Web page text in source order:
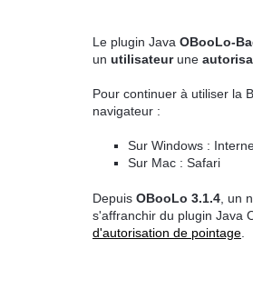
Le plugin Java OBooLo-
un utilisateurune
Pour continuer à utiliser la
navigateur :
Sur Windows :
Sur Mac : Safari
Depuis OBooLo 3.1.4 , un
s'affranchir du plugin Java
d'autorisation de pointage